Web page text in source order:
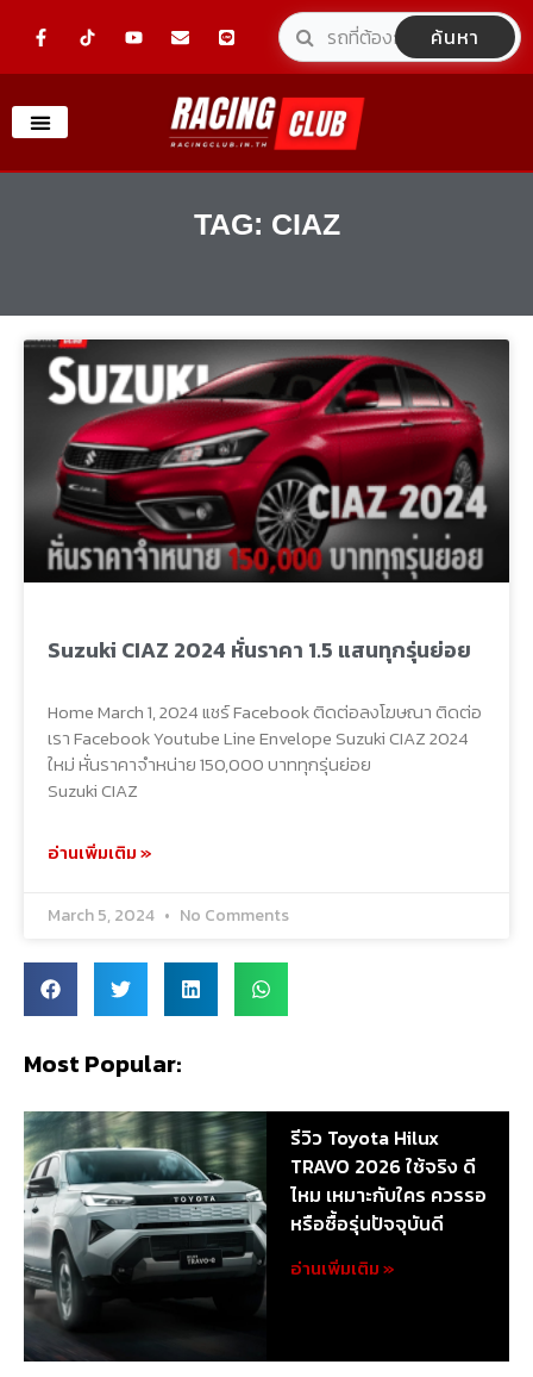
F
a
e
o
o
-
o
t
n
e
l
o
p
e
L
i
e
ค้นหา
TAG: CIAZ
Suzuki CIAZ 2024 หั่นราคา 1.5 แสนทุกรุ่นย่อย
Home March 1, 2024 แชร์ Facebook ติดต่อลงโฆษณา ติดต่อ
เรา Facebook Youtube Line Envelope Suzuki CIAZ 2024
ใหม่ หั่นราคาจำหน่าย 150,000 บาททุกรุ่นย่อย
Suzuki CIAZ
อ่านเพิ่มเติม »
March 5, 2024 No Comments
Most Popular:
รีวิว Toyota Hilux
TRAVO 2026 ใช้จริง ดี
ไหม เหมาะกับใคร ควรรอ
หรือซื้อรุ่นปัจจุบันดี
อ่านเพิ่มเติม »